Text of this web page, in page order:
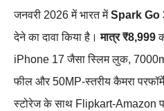
जनवरी 2026 में भारत मेंSpark Go
देने का दावा किया है।मात्र ₹8,999
iPhone 17 जैसा स्लिम लुक,
फील और 50MP-स्तरीय कैमरा
स्टोरेज के साथ Flipkart-Amazon